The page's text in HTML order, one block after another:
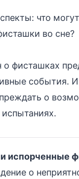
что могут
во сне?
о фисташках
события.
о
испорченные
о